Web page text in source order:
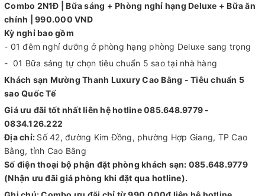
Combo 2N1Đ | Bữa sáng + Phòng nghỉ hạng Deluxe + Bữa ăn
chính | 990.000 VND
Kỳ nghỉ bao gồm
- 01 đêm nghỉ dưỡng ở phòng hạng phòng Deluxe sang trọng
- 01 Bữa sáng tự chọn tiêu chuẩn 5 sao tại nhà hàng
Khách sạn Mường Thanh Luxury Cao Bằng - Tiêu chuẩn 5
sao Quốc Tế
Giá ưu đãi tốt nhất liên hệ hotline 085.648.9779 -
0834.126.222
Địa chỉ: Số 42, đường Kim Đồng, phường Hợp Giang, TP Cao
Bằng, tỉnh Cao Bằng
Số điện thoại bộ phận đặt phòng khách sạn: 085.648.9779
(Nhận ưu đãi giá phòng khi đặt qua hotline).